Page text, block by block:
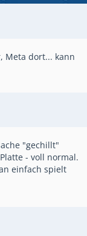
Meta dort... kann
"gechillt"
- voll normal.
einfach spielt